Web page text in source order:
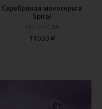
Серебряная моносерьга
Spiral
BLOSSOM
11000 ₽